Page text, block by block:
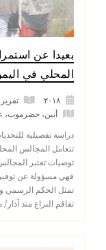
بعيدا عن
المحلي في
أبين، حضرموت،
دراسة تفصيلية
تتعامل المجالس
توصيات تعتبر
فهي مسؤولة عن توفير
تمثل الحكم الرسمي
تفاقم النزاع منذ